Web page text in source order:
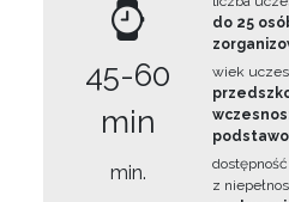
45-60
min
min.
do 25
wiek
z